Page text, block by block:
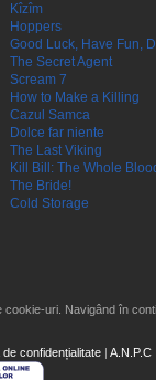
Kîzîm
Hoppers
Good Luck, Have Fun,
The Secret Agent
Scream 7
How to Make a Killing
Cazul Samca
Dolce far niente
The Last Viking
Kill Bill: The Whole
The Bride!
Cold Storage
cookie-uri. Navigând în
de confidențialitate | A.N.P.C